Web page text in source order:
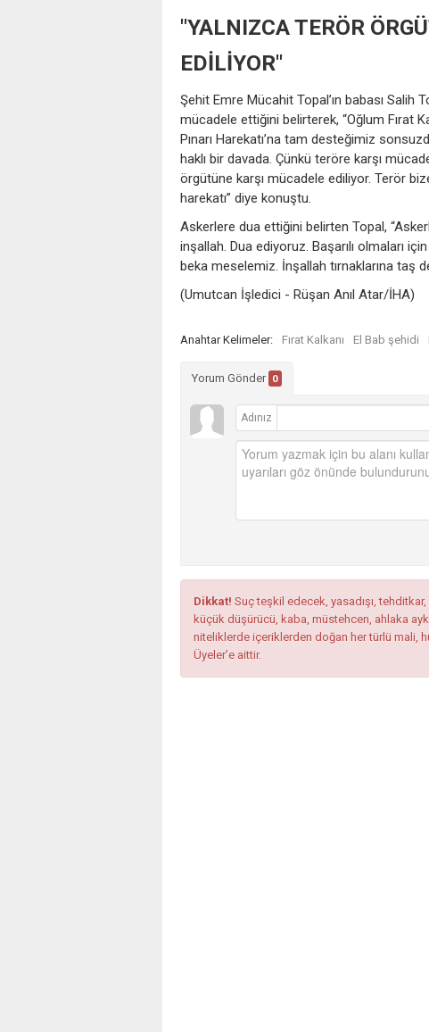
"YALNIZCA TERÖR
EDİLİYOR"
Şehit Emre Mücahit Topal’ın babası Salih
mücadele ettiğini belirterek, “Oğlum Fırat
Pınarı Harekatı’na tam desteğimiz
haklı bir davada. Çünkü teröre karşı
örgütüne karşı mücadele ediliyor. Terör
harekatı” diye konuştu.
Askerlere dua ettiğini belirten Topal,
inşallah. Dua ediyoruz. Başarılı olmaları
beka meselemiz. İnşallah tırnaklarına taş
(Umutcan İşledici - Rüşan Anıl Atar/İHA)
Anahtar Kelimeler: Fırat Kalkanı El Bab şehidi
Yorum Gönder 0
Adınız
Dikkat! Suç teşkil edecek, yasadışı, tehditkar,
küçük düşürücü, kaba, müstehcen, ahlaka
niteliklerde içeriklerden doğan her türlü mali,
Üyeler’e aittir.